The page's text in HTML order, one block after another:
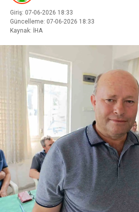
Giriş: 07-06-2026 18:33
Güncelleme: 07-06-2026 18:33
Kaynak: İHA